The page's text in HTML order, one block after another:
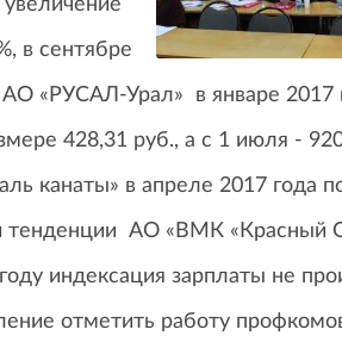
в сентябре
«РУСАЛ-Урал» в январе 2017
428,31 руб., а с 1 июля -
канаты» в апреле 2017 года
тенденции АО «ВМК «Красный
индексация зарплаты не
отметить работу